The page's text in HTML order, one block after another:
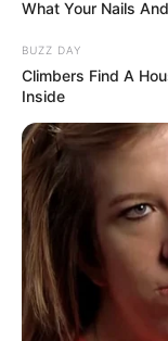
What Your Nails
BUZZ DAY
Climbers Find A
Inside